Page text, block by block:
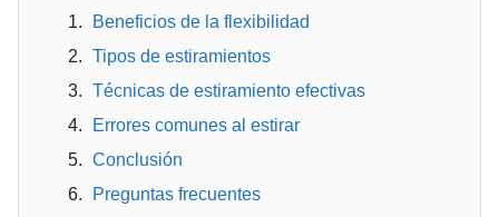
Beneficios de la flexibilidad
Tipos de estiramientos
Técnicas de estiramiento efectivas
Errores comunes al estirar
Conclusión
Preguntas frecuentes